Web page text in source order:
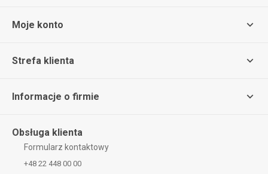
Moje konto
Strefa klienta
Informacje o firmie
Obsługa klienta
Formularz kontaktowy
+48 22 448 00 00